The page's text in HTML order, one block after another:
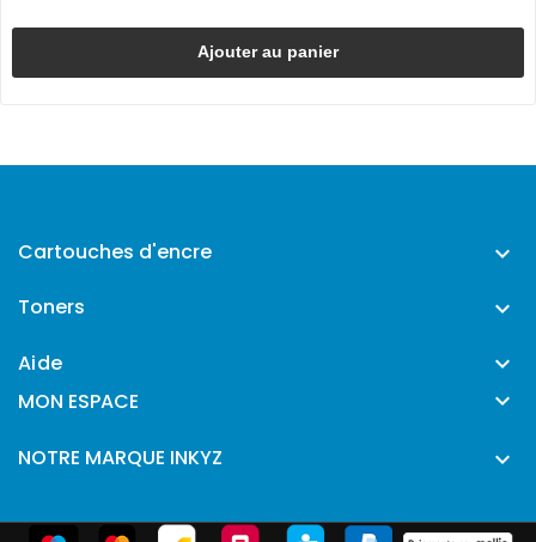
Ajouter au panier
Cartouches d'encre 
Toners 
Aide 
MON ESPACE 
NOTRE MARQUE INKYZ 